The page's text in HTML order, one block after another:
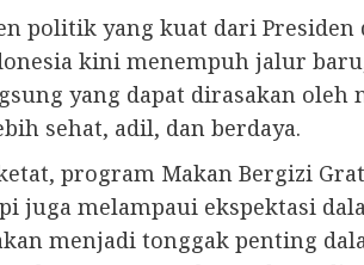
politik yang kuat dari
kini menempuh jalur
yang dapat dirasakan oleh
sehat, adil, dan berdaya.
program Makan Bergizi
juga melampaui ekspektasi
menjadi tonggak penting